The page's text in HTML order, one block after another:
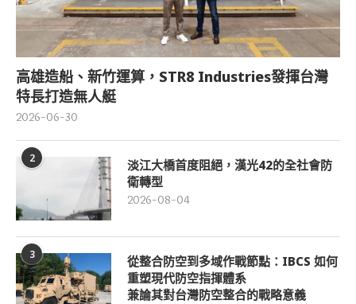
高雄造船、新竹運算，STR8 Industries發揮台灣
特長打造無人艇
2026-06-30
2
淡江大橋首度阻絕，漢光42的全社會防
衛轉型
2026-08-04
3
從整合防空到多域作戰節點：IBCS 如何
重塑現代防空指揮體系
兼論其對台灣防空整合的戰略意義